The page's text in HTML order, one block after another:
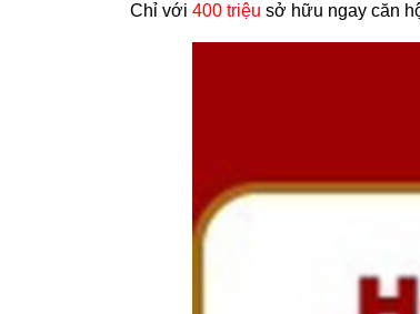
Chỉ với 400 triệu sở hữu ngay căn